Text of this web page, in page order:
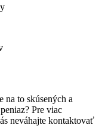
na to skúsených a
Pre viac
neváhajte kontaktovať